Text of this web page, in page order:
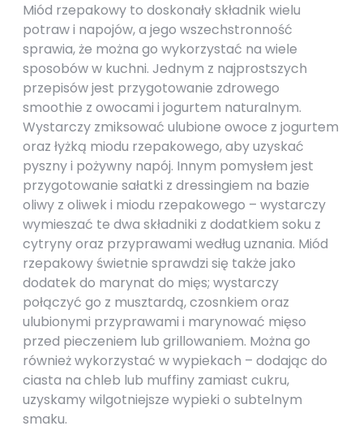
Miód rzepakowy to doskonały składnik wielu
potraw i napojów, a jego wszechstronność
sprawia, że można go wykorzystać na wiele
sposobów w kuchni. Jednym z najprostszych
przepisów jest przygotowanie zdrowego
smoothie z owocami i jogurtem naturalnym.
Wystarczy zmiksować ulubione owoce z jogurtem
oraz łyżką miodu rzepakowego, aby uzyskać
pyszny i pożywny napój. Innym pomysłem jest
przygotowanie sałatki z dressingiem na bazie
oliwy z oliwek i miodu rzepakowego – wystarczy
wymieszać te dwa składniki z dodatkiem soku z
cytryny oraz przyprawami według uznania. Miód
rzepakowy świetnie sprawdzi się także jako
dodatek do marynat do mięs; wystarczy
połączyć go z musztardą, czosnkiem oraz
ulubionymi przyprawami i marynować mięso
przed pieczeniem lub grillowaniem. Można go
również wykorzystać w wypiekach – dodając do
ciasta na chleb lub muffiny zamiast cukru,
uzyskamy wilgotniejsze wypieki o subtelnym
smaku.